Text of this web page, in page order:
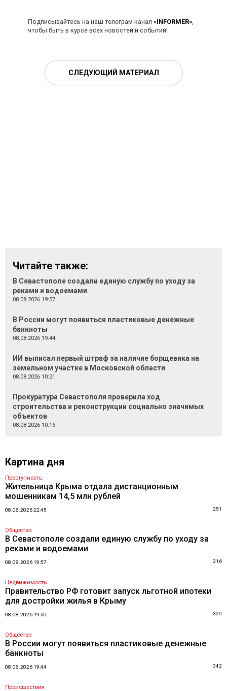
Подписывайтесь на наш телеграм-канал «INFORMER»,
чтобы быть в курсе всех новостей и событий!
СЛЕДУЮЩИЙ МАТЕРИАЛ
Читайте также:
В Севастополе создали единую службу по уходу за
реками и водоемами
08.08.2026 19:57
В России могут появиться пластиковые денежные
банкноты
08.08.2026 19:44
ИИ выписал первый штраф за наличие борщевика на
земельном участке в Московской области
08.08.2026 10:21
Прокуратура Севастополя проверила ход
строительства и реконструкции социально значимых
объектов
08.08.2026 10:16
Картина дня
Преступность
Жительница Крыма отдала дистанционным
мошенникам 14,5 млн рублей
08.08.2026 22:45 251
Общество
В Севастополе создали единую службу по уходу за
реками и водоемами
08.08.2026 19:57 316
Недвижимость
Правительство РФ готовит запуск льготной ипотеки
для достройки жилья в Крыму
08.08.2026 19:50 320
Общество
В России могут появиться пластиковые денежные
банкноты
08.08.2026 19:44 342
Происшествия